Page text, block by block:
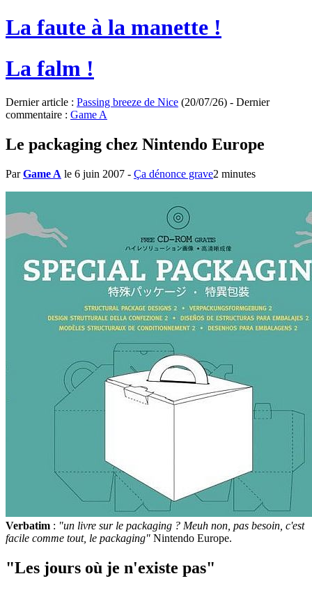
La faute à la manette !
La falm !
Dernier article : Passing breeze de Nice (20/07/26) - Dernier
commentaire : Game A
Le packaging chez Nintendo Europe
ParGame A le 6 juin 2007 - Ça dénonce grave2 minutes
Verbatim : "un livre sur le packaging ? Meuh non, pas besoin, c'est
facile comme tout, le packaging" Nintendo Europe.
"Les jours où je n'existe pas"